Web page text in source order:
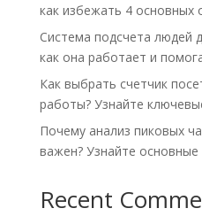
как избежать 4 основных
Система подсчета людей
как она работает и
Как выбрать счетчик
работы? Узнайте
Почему анализ пиковых
важен? Узнайте
Recent